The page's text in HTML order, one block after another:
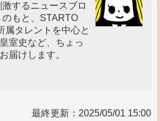
するニュースブロ
のもと、STARTO
属タレントを中心と
室史など、ちょっ
届けします。
最終更新： 2025/05/01 15:00